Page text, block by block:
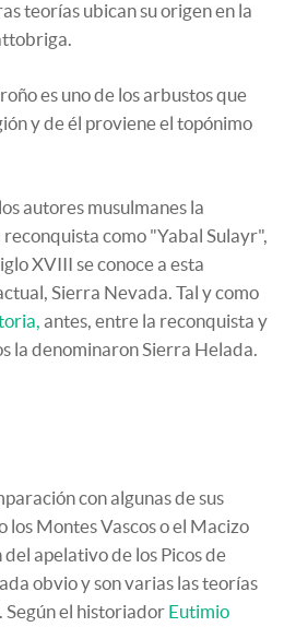
teorías ubican su origen en la
es uno de los arbustos que
y de él proviene el topónimo
autores musulmanes la
como "Yabal Sulayr",
XVIII se conoce a esta
Sierra Nevada. Tal y como
antes, entre la reconquista y
la denominaron Sierra Helada.
con algunas de sus
los Montes Vascos o el Macizo
apelativo de los Picos de
obvio y son varias las teorías
Según el historiador Eutimio